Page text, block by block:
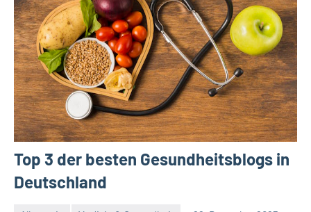
Top 3 der besten Gesundheitsblogs in
Deutschland